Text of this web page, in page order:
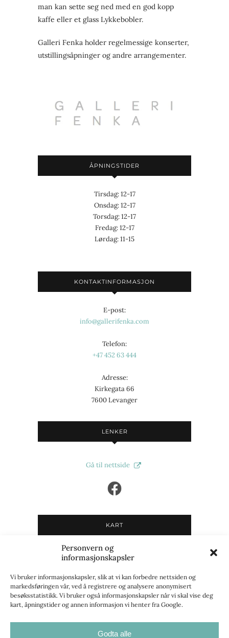
Personvern og
informasjonskapsler
Vi bruker informasjonskapsler, slik at vi kan forbedre nettsiden og
markedsføringen vår, ved å registrere og analysere anonymisert
besøksstatistikk. Vi bruker også informasjonskapsler når vi skal vise deg
kart, åpningstider og annen informasjon vi henter fra Google.
Godta alle
man kan sette seg ned med en god kopp
kaffe eller et glass Lykkebobler.
Galleri Fenka holder regelmessige konserter,
utstillingsåpninger og andre arrangementer.
ÅPNINGSTIDER
Tirsdag: 12-17
Onsdag: 12-17
Torsdag: 12-17
Fredag: 12-17
Lørdag: 11-15
KONTAKTINFORMASJON
E-post:
info@gallerifenka.com
Telefon:
+47 452 63 444
Adresse:
Kirkegata 66
7600 Levanger
LENKER
Gå til nettside
KART
Du må godta informasjonskapsler i
"Markedsføring"-kategorien for å kunne se kart.
Seinnstillinger for informasjonskapslerfor å gi
samtykke.